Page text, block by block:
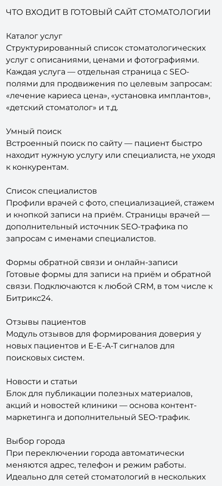
Каталог услуг
Структурированный список стоматологических
услуг с описаниями, ценами и фотографиями.
Каждая услуга — отдельная страница с SEO-
полями для продвижения по целевым запросам:
«лечение кариеса цена», «установка имплантов»,
«детский стоматолог» и т.д.
Встроенный поиск по сайту — пациент быстро
находит нужную услугу или специалиста, не уходя
к конкурентам.
Список специалистов
Профили врачей с фото, специализацией, стажем
и кнопкой записи на приём. Страницы врачей —
дополнительный источник SEO-трафика по
запросам с именами специалистов.
Формы обратной связи и онлайн-записи
Готовые формы для записи на приём и обратной
связи. Подключаются к любой CRM, в том числе к
Битрикс24.
Отзывы пациентов
Модуль отзывов для формирования доверия у
новых пациентов и E-E-A-T сигналов для
поисковых систем.
Блок для публикации полезных материалов,
акций и новостей клиники — основа контент-
маркетинга и дополнительный SEO-трафик.
Выбор города
При переключении города автоматически
меняются адрес, телефон и режим работы.
Идеально для сетей стоматологий в нескольких
городах.